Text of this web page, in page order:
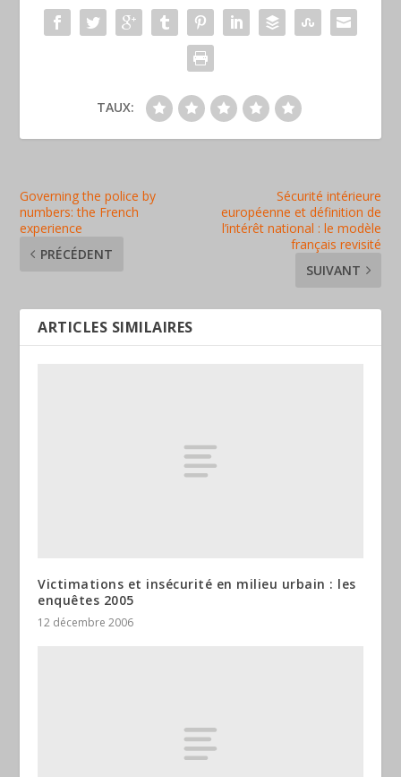
TAUX:
Governing the police by
numbers: the French
experience
PRÉCÉDENT
Sécurité intérieure
européenne et définition de
l’intérêt national : le modèle
français revisité
SUIVANT
ARTICLES SIMILAIRES
Victimations et insécurité en milieu urbain : les
enquêtes 2005
12 décembre 2006